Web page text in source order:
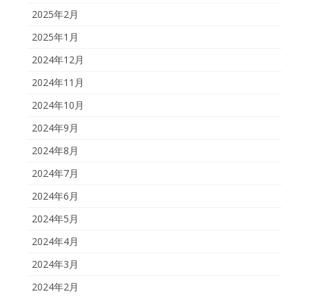
2025年2月
2025年1月
2024年12月
2024年11月
2024年10月
2024年9月
2024年8月
2024年7月
2024年6月
2024年5月
2024年4月
2024年3月
2024年2月